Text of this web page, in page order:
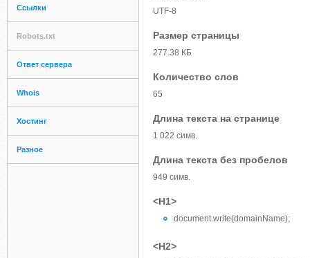
Ссылки
Robots.txt
Ответ сервера
Whois
Хостинг
Разное
UTF-8
Размер страницы
277.38 КБ
Количество слов
65
Длина текста на странице
1 022 симв.
Длина текста без пробелов
949 симв.
<H1>
document.write(domainName);
<H2>